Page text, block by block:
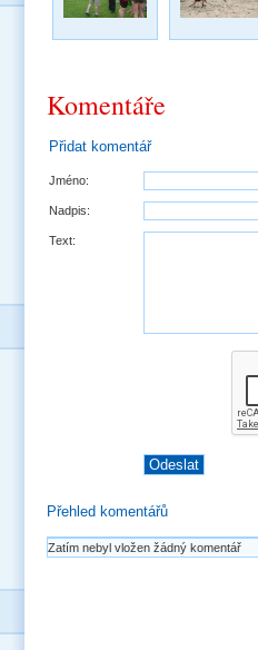
Komentáře
Přidat komentář
Jméno:
Nadpis:
Text:
Přehled komentářů
Zatím nebyl vložen žádný komentář